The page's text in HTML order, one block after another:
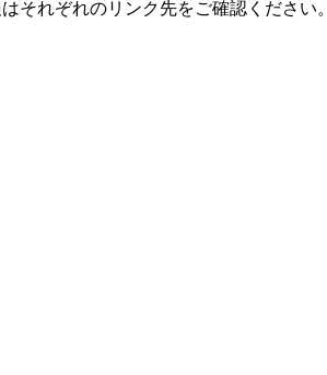
それぞれのリンク先をご確認ください。